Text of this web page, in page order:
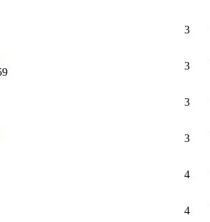
3
3
3
3
4
4